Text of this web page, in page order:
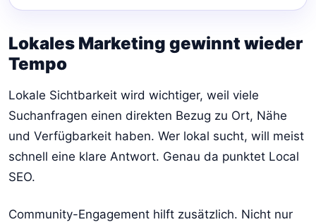
Lokales Marketing gewinnt wieder
Tempo
Lokale Sichtbarkeit wird wichtiger, weil viele
Suchanfragen einen direkten Bezug zu Ort, Nähe
und Verfügbarkeit haben. Wer lokal sucht, will meist
schnell eine klare Antwort. Genau da punktet Local
SEO.
Community-Engagement hilft zusätzlich. Nicht nur